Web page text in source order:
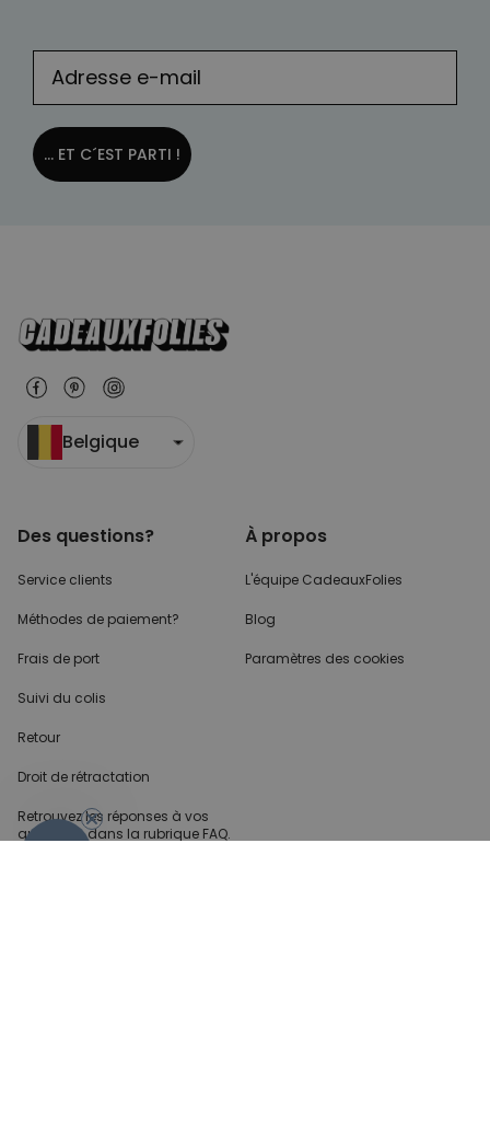
... ET C´EST PARTI !
Belgique
Des questions?
Service clients
Méthodes de paiement?
Frais de port
Suivi du colis
Retour
Droit de rétractation
Retrouvez les réponses à vos
questions dans la rubrique FAQ.
À propos
L'équipe CadeauxFolies
Blog
Paramètres des cookies